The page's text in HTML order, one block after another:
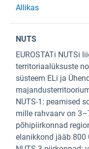
Allikas
NUTS
EUROSTATi NUTSi
territoriaalüksuste
süsteem ELi ja
NUTS-1: peamised
mille rahvaarv on
põhipiirkonnad
elanikkond jääb 800